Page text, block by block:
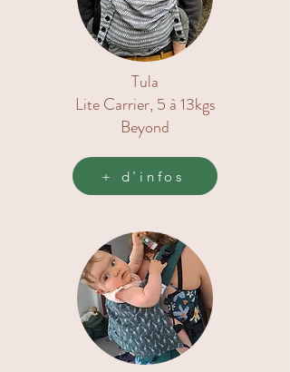
Tula
Lite Carrier, 5 à 13kgs
Beyond
+ d'infos